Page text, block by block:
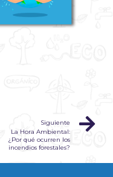
Siguiente
La Hora Ambiental:
¿Por qué ocurren los
incendios forestales?